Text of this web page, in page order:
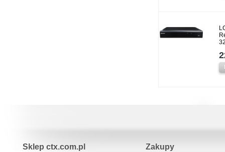
Sklep ctx.com.pl Zakupy